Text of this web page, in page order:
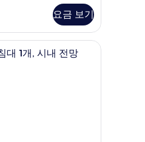
요금 보기
제큐티브 스위트, 킹사이즈침대 1개, 시내
대 1개, 시내 전망